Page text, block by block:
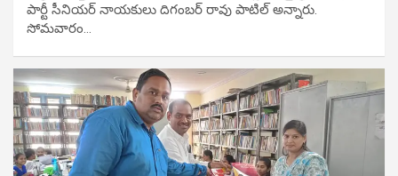
పార్టీ సీనియ‌ర్ నాయ‌కులు దిగంబ‌ర్ రావు పాటిల్ అన్నారు.
సోమవారం…